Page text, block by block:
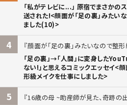
「私がテレビに...」 原宿でまさかの
送された!<顔面が「足の裏」みたい
ました(10)>
4
顔面が「足の裏」みたいなので整
「足の裏」→「人間」に変身した
ない!」と思えるコミックエッセイ<
形級メイクを仕事にしました>
5
16歳の母 ~助産師が見た、奇跡の